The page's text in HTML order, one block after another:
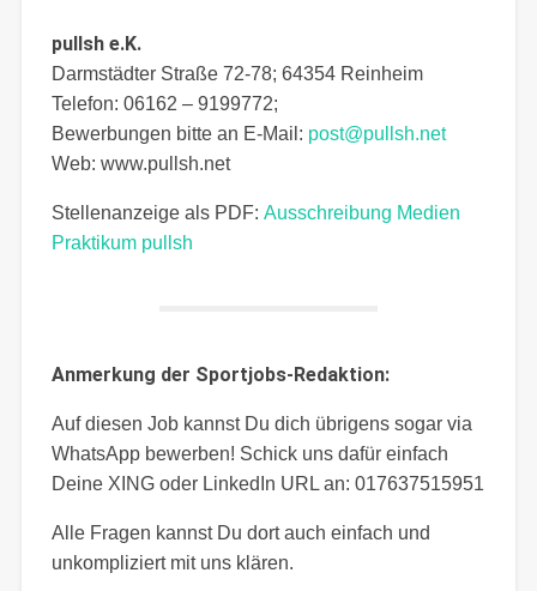
pullsh e.K.
Darmstädter Straße 72-78; 64354 Reinheim
Telefon: 06162 – 9199772;
Bewerbungen bitte an E-Mail: post@pullsh.net
Web: www.pullsh.net
Stellenanzeige als PDF: Ausschreibung Medien
Praktikum pullsh
Anmerkung der Sportjobs-Redaktion:
Auf diesen Job kannst Du dich übrigens sogar via
WhatsApp bewerben! Schick uns dafür einfach
Deine XING oder LinkedIn URL an: 017637515951
Alle Fragen kannst Du dort auch einfach und
unkompliziert mit uns klären.